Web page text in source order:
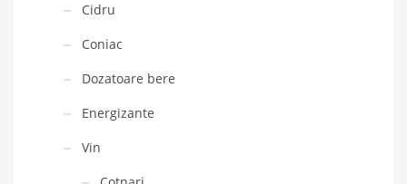
Cidru
Coniac
Dozatoare bere
Energizante
Vin